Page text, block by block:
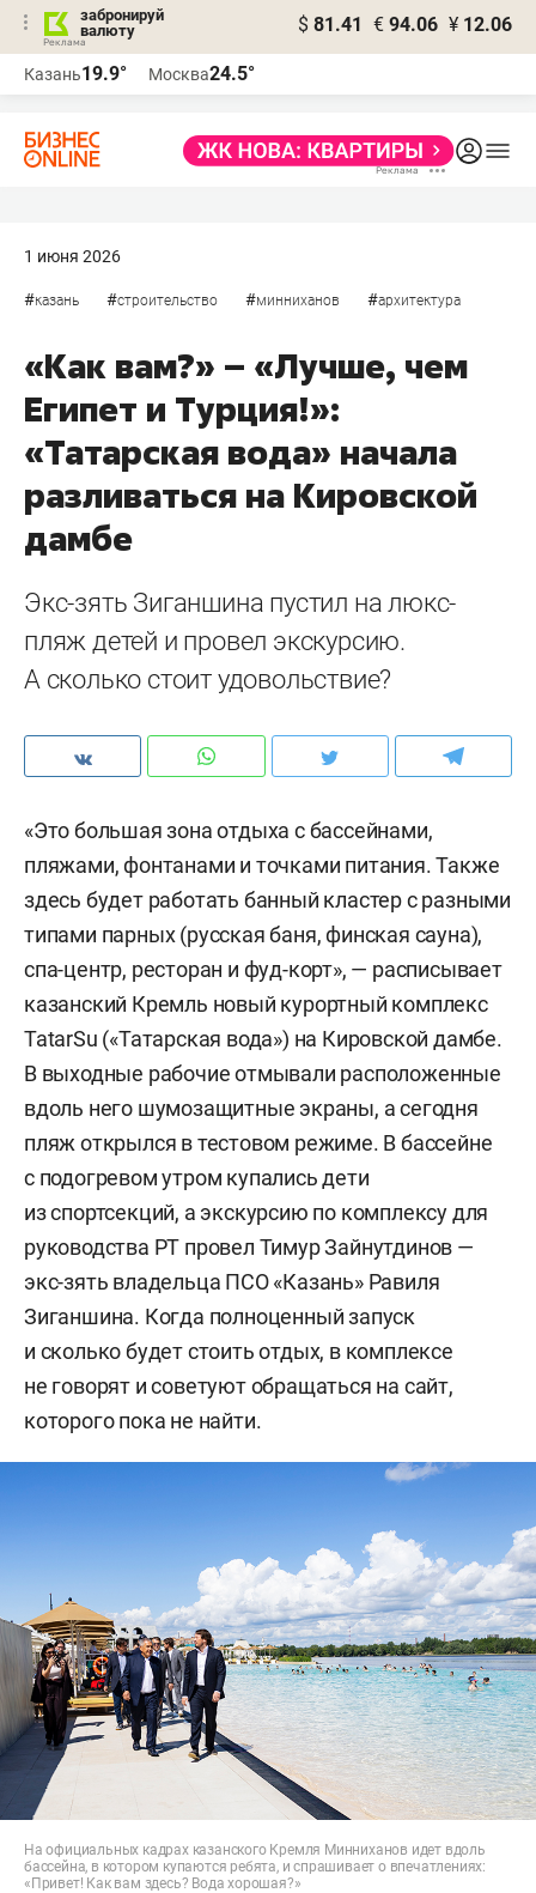
забронируй
валюту
$ 81.41 € 94.06 ¥ 12.06
Казань19.9° Москва24.5°
1 июня 2026
#казань #строительство #минниханов #архитектура
«Как вам?» – «Лучше, чем
Египет и Турция!»:
«Татарская вода» начала
разливаться на Кировской
дамбе
Экс-зять Зиганшина пустил на люкс-
пляж детей и провел экскурсию.
А сколько стоит удовольствие?
«Это большая зона отдыха с бассейнами,
пляжами, фонтанами и точками питания. Также
здесь будет работать банный кластер с разными
типами парных (русская баня, финская сауна),
спа-центр, ресторан и фуд-корт», — расписывает
казанский Кремль новый курортный комплекс
TatarSu («Татарская вода») на Кировской дамбе.
В выходные рабочие отмывали расположенные
вдоль него шумозащитные экраны, а сегодня
пляж открылся в тестовом режиме. В бассейне
с подогревом утром купались дети
из спортсекций, а экскурсию по комплексу для
руководства РТ провел Тимур Зайнутдинов —
экс-зять владельца ПСО «Казань» Равиля
Зиганшина. Когда полноценный запуск
и сколько будет стоить отдых, в комплексе
не говорят и советуют обращаться на сайт,
которого пока не найти.
На официальных кадрах казанского Кремля Минниханов идет вдоль
бассейна, в котором купаются ребята, и спрашивает о впечатлениях:
«Привет! Как вам здесь? Вода хорошая?»